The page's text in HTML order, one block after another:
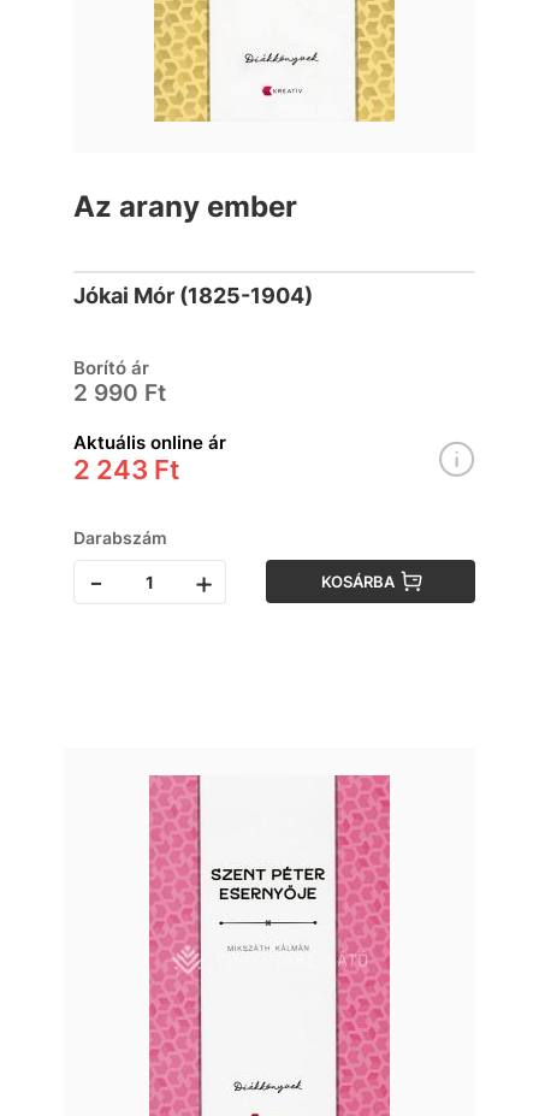
Az arany ember
Jókai Mór (1825-1904)
Borító ár
2 990 Ft
Aktuális online ár
2 243 Ft
Darabszám
- + KOSÁRBA